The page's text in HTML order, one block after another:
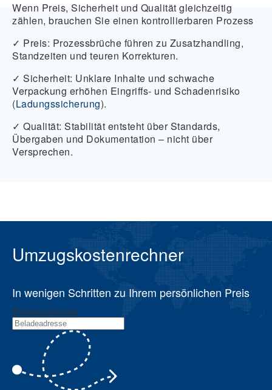
Wenn Preis, Sicherheit und Qualität gleichzeitig
zählen, brauchen Sie einen kontrollierbaren Prozess
✓ Preis: Prozessbrüche führen zu Zusatzhandling,
Standzeiten und teuren Korrekturen.
✓ Sicherheit: Unklare Inhalte und schwache
Verpackung erhöhen Eingriffs- und Schadenrisiko
(Ladungssicherung).
✓ Qualität: Stabilität entsteht über Standards,
Übergaben und Dokumentation – nicht über
Versprechen.
Umzugskostenrechner
In wenigen Schritten zu Ihrem persönlichen Preis
Beladeadresse